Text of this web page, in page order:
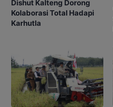
Dishut Kalteng Dorong
Kolaborasi Total Hadapi
Karhutla